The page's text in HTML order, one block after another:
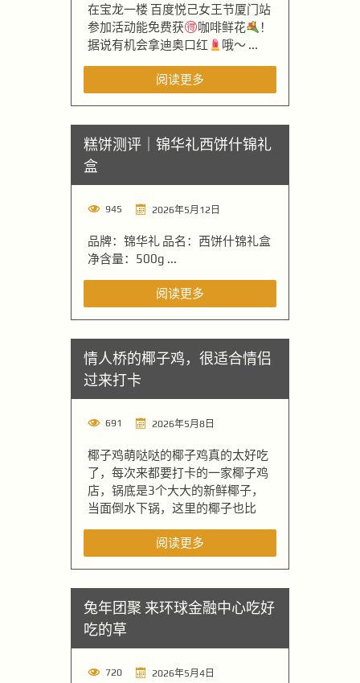
在宝龙一楼 百度悦己女王节厦门站
参加活动能免费获
咖啡鲜花
！
据说有机会拿迪奥口红
哦～ ...
阅读更多
糕饼测评｜锦华礼西饼什锦礼
盒
945 2026年5月12日
品牌：锦华礼 品名：西饼什锦礼盒
净含量：500g ...
阅读更多
情人桥的椰子鸡，很适合情侣
过来打卡
691 2026年5月8日
椰子鸡萌哒哒的椰子鸡真的太好吃
了，每次来都要打卡的一家椰子鸡
店，锅底是3个大大的新鲜椰子，
当面倒水下锅，这里的椰子也比
阅读更多
兔年团聚 来环球金融中心吃好
吃的草
720 2026年5月4日